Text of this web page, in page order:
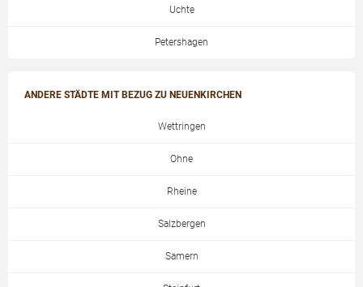
Uchte
Petershagen
ANDERE STÄDTE MIT BEZUG ZU NEUENKIRCHEN
Wettringen
Ohne
Rheine
Salzbergen
Samern